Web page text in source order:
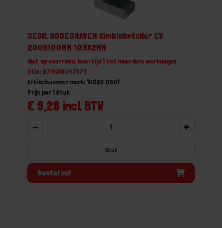
GEBR. BODEGRAVEN Kimbloksteller EV
200X100MM 105X2MM
Niet op voorraad, levertijd 1 tot meerdere werkdagen
Gtin: 8714318047375
Artikelnummer merk: 10260.0001
€ 9,28 incl. BTW
Prijs per 1 Stuk
- +
Stuk
Bestel nu!